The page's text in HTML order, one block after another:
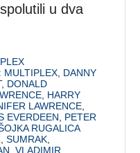
u dva
MULTIPLEX DANNY
, DONALD
HARRY
LAWRENCE
EVERDEEN
PETER
RUGALICA
,SUMRAK
,VLADIMIR